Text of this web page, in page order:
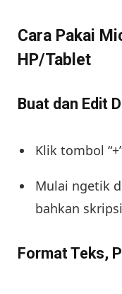
Cara Pakai
HP/Tablet
Buat dan Edit
Klik tombol
Mulai ngetik
bahkan
Format Teks,